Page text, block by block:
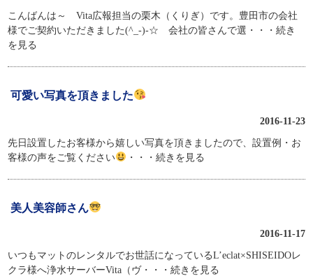
こんばんは～ Vita広報担当の栗木（くりぎ）です。豊田市の会社
様でご契約いただきました(^_-)-☆ 会社の皆さんで選 ・・・続き
を見る
可愛い写真を頂きました
2016-11-23
先日設置したお客様から嬉しい写真を頂きましたので、設置例・お
客様の声をご覧ください
・・・続きを見る
美人美容師さん
2016-11-17
いつもマットのレンタルでお世話になっているL’eclat×SHISEIDOレ
クラ様へ浄水サーバーVita（ヴ・・・続きを見る